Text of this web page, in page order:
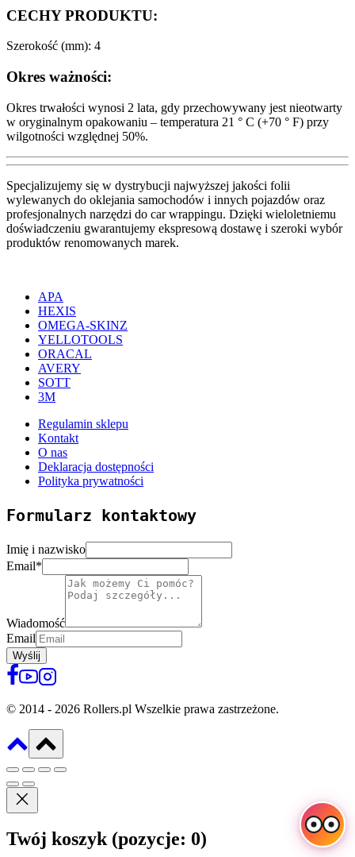
CECHY PRODUKTU:
Szerokość (mm): 4
Okres ważności:
Okres trwałości wynosi 2 lata, gdy przechowywany jest nieotwarty
w oryginalnym opakowaniu – temperatura 21 ° C (+70 ° F) przy
wilgotności względnej 50%.
Specjalizujemy się w dystrybucji najwyższej jakości folii
wylewanych do oklejania samochodów i innych pojazdów oraz
profesjonalnych narzędzi do car wrappingu. Dzięki wieloletniemu
doświadczeniu gwarantujemy ekspresową dostawę i szeroki wybór
produktów renomowanych marek.
APA
HEXIS
OMEGA-SKINZ
YELLOTOOLS
ORACAL
AVERY
SOTT
3M
Regulamin sklepu
Kontakt
O nas
Deklaracja dostępności
Polityka prywatności
Formularz kontaktowy
Imię i nazwisko
Email*
Wiadomość
Email
Wyślij
© 2014 - 2026 Rollers.pl Wszelkie prawa zastrzeżone.
Twój koszyk (pozycje: 0)